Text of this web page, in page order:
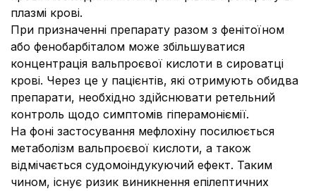
плазмі крові.
При призначенні препарату разом з фенітоїном
або фенобарбіталом може збільшуватися
концентрація вальпроєвої кислоти в сироватці
крові. Через це у пацієнтів, які отримують обидва
препарати, необхідно здійснювати ретельний
контроль щодо симптомів гіперамоніємії.
На фоні застосування мефлохіну посилюється
метаболізм вальпроєвої кислоти, а також
відмічається судомоіндукуючий ефект. Таким
чином, існує ризик виникнення епілептичних